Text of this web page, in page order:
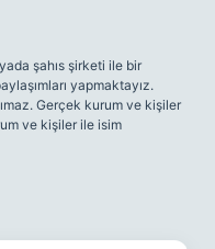
şahıs şirketi ile bir
yapmaktayız.
Gerçek kurum ve kişiler
ve kişiler ile isim